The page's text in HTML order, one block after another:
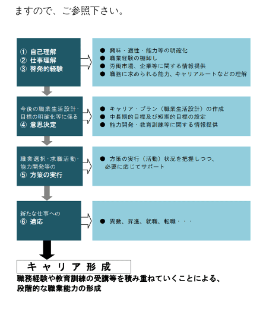
ますので、ご参照下さい。